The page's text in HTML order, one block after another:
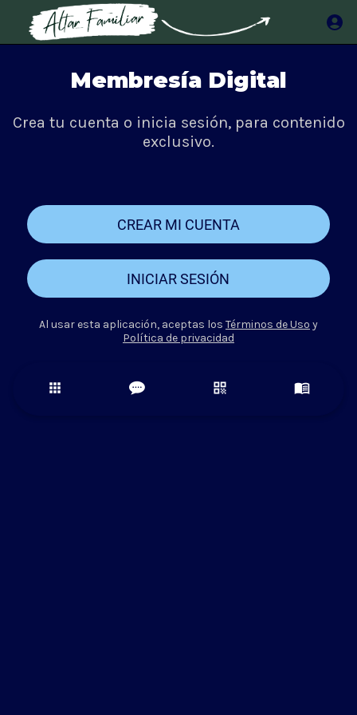
Membresía Digital
Crea tu cuenta o inicia sesión, para contenido
exclusivo.
CREAR MI CUENTA
INICIAR SESIÓN
Al usar esta aplicación, aceptas los Términos de Uso y
Política de privacidad